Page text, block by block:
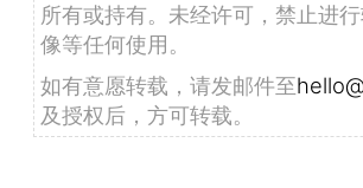
所有或持有。未经许可，禁止进
像等任何使用。
如有意愿转载，请发邮件至
及授权后，方可转载。